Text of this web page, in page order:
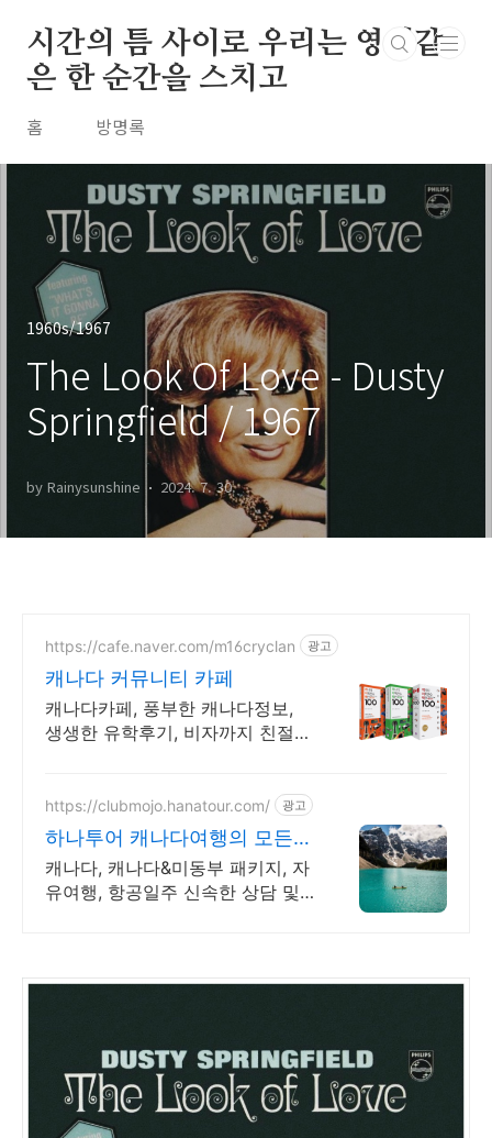
시간의 틈 사이로 우리는 영원같
은 한 순간을 스치고
홈 방명록
1960s/1967
The Look Of Love - Dusty
Springfield / 1967
by Rainysunshine 2024. 7. 30.
https://cafe.naver.com/m16cryclan 광고
캐나다 커뮤니티 카페
캐나다카페, 풍부한 캐나다정보,
생생한 유학후기, 비자까지 친절한
https://clubmojo.hanatour.com/ 광고
하나투어 캐나다여행의 모든것
하나투어 공식인증 예약센터
캐나다, 캐나다&미동부 패키지, 자
유여행, 항공일주 신속한 상담 및